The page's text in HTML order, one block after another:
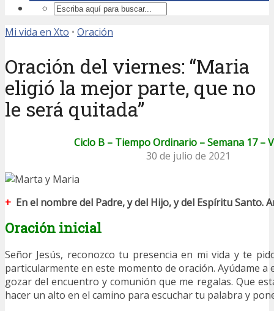
Mi vida en Xto • Oración
Oración del viernes: “Maria
eligió la mejor parte, que no
le será quitada”
Ciclo B – Tiempo Ordinario – Semana 17 –
30 de julio de 2021
+ En el nombre del Padre, y del Hijo, y del Espíritu Santo.
Oración inicial
Señor Jesús, reconozco tu presencia en mi vida y te
particularmente en este momento de oración. Ayúdame a
gozar del encuentro y comunión que me regalas. Que
hacer un alto en el camino para escuchar tu palabra y